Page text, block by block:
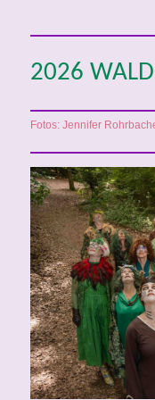
2026
Fotos: Jennifer